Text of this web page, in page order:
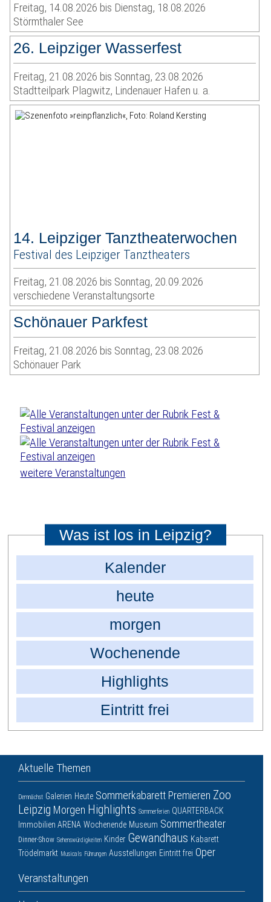
Freitag, 14.08.2026 bis Dienstag, 18.08.2026
Störmthaler See
26. Leipziger Wasserfest
Freitag, 21.08.2026 bis Sonntag, 23.08.2026
Stadtteilpark Plagwitz, Lindenauer Hafen u. a.
14. Leipziger Tanztheaterwochen
Festival des Leipziger Tanztheaters
Freitag, 21.08.2026 bis Sonntag, 20.09.2026
verschiedene Veranstaltungsorte
Schönauer Parkfest
Freitag, 21.08.2026 bis Sonntag, 23.08.2026
Schönauer Park
weitere Veranstaltungen
Was ist los in Leipzig?
Kalender
heute
morgen
Wochenende
Highlights
Eintritt frei
Aktuelle Themen
Demnächst Galerien Heute Sommerkabarett Premieren Zoo
Leipzig Morgen Highlights Sommerferien QUARTERBACK
Immobilien ARENA Wochenende Museum Sommertheater
Dinner-Show Sehenswürdigkeiten Kinder Gewandhaus Kabarett
Trödelmarkt Musicals Führungen Ausstellungen Eintritt frei Oper
Veranstaltungen